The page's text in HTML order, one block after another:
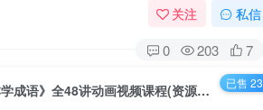
关注 私信
0 203 7
云舒写幼小衔接大语文《跟着绘本学成语》全48讲动画视频课程(资源合计1.63GB）百度网盘下载 已售 23